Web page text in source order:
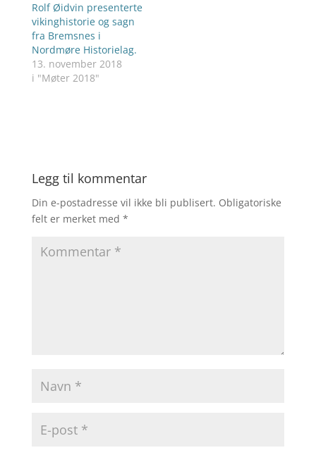
Rolf Øidvin presenterte
vikinghistorie og sagn
fra Bremsnes i
Nordmøre Historielag.
13. november 2018
i "Møter 2018"
Legg til kommentar
Din e-postadresse vil ikke bli publisert. Obligatoriske
felt er merket med *